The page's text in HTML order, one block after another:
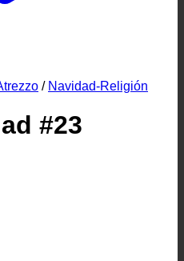
/ Navidad-Religión
#23